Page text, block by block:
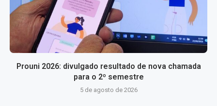
Prouni 2026: divulgado resultado de nova chamada
para o 2º semestre
5 de agosto de 2026